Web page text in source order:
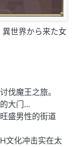
異世界から来た女
伐魔王之旅。
大门...
盛男性的街道
文化冲击实在太